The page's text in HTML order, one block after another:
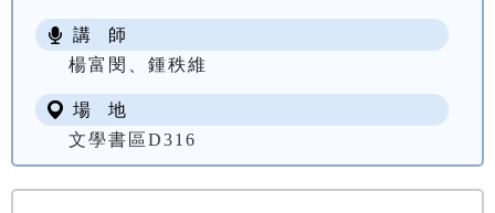
講 師
楊富閔、鍾秩維
場 地
文學書區D316